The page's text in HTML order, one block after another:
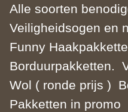
Alle soorten
Veiligheidsogen en
Funny
Borduurpakketten.
Wol ( ronde prijs )
Pakketten in promo